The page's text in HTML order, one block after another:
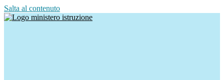
Salta al contenuto